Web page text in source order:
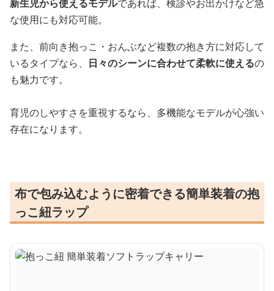
新生児から使えるモデルであれば、検診やお出かけなど急
な使用にも対応可能。
また、前向き抱っこ・おんぶなど複数の抱き方に対応して
いるタイプなら、 日々のシーンに合わせて柔軟に使えるの
も魅力です。
育児のしやすさを重視するなら、多機能なモデルが心強い
存在になります。
布で包み込むように密着できる簡単装着の抱
っこ紐ラップ